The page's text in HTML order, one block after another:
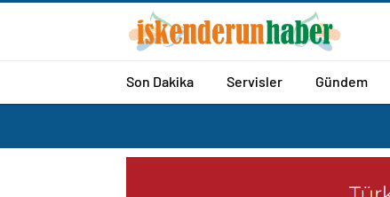
Son Dakika Servisler Gündem